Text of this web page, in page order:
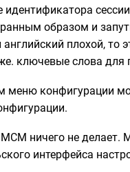
идентификатора
образом и
английский плохой,
ключевые слова для
меню конфигурации
ничего не
интерфейса